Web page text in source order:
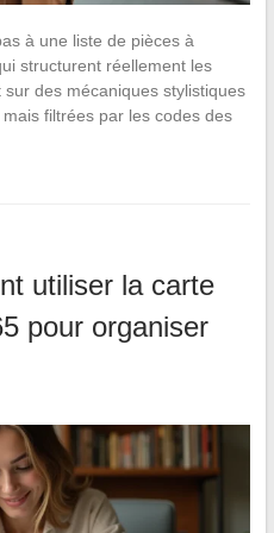
à une liste de pièces à
structurent réellement les
des mécaniques stylistiques
filtrées par les codes des
utiliser la carte
pour organiser